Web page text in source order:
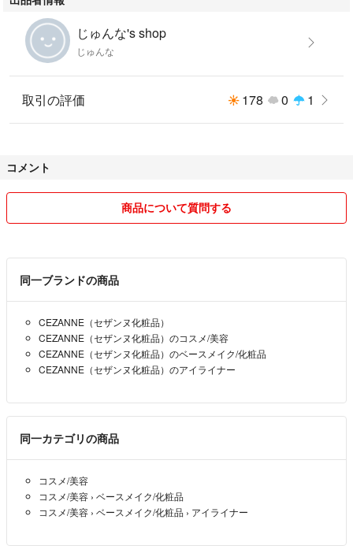
じゅんな's shop
じゅんな
取引の評価 178 0 1
コメント
商品について質問する
同一ブランドの商品
CEZANNE（セザンヌ化粧品）
CEZANNE（セザンヌ化粧品）のコスメ/美容
CEZANNE（セザンヌ化粧品）のベースメイク/化粧品
CEZANNE（セザンヌ化粧品）のアイライナー
同一カテゴリの商品
コスメ/美容
コスメ/美容 › ベースメイク/化粧品
コスメ/美容 › ベースメイク/化粧品 › アイライナー